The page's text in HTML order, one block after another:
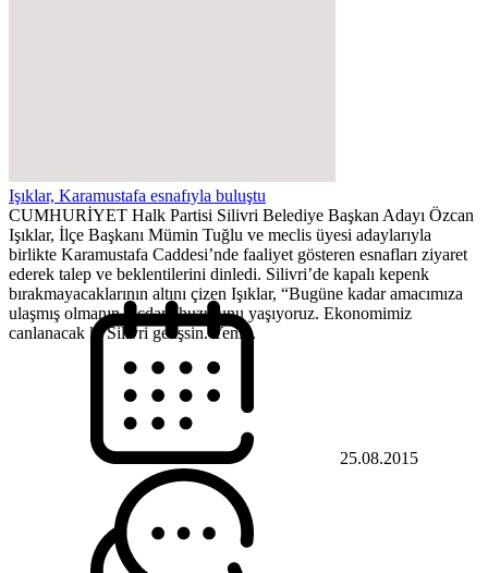
Işıklar, Karamustafa esnafıyla buluştu
CUMHURİYET Halk Partisi Silivri Belediye Başkan Adayı Özcan
Işıklar, İlçe Başkanı Mümin Tuğlu ve meclis üyesi adaylarıyla
birlikte Karamustafa Caddesi’nde faaliyet gösteren esnafları ziyaret
ederek talep ve beklentilerini dinledi. Silivri’de kapalı kepenk
bırakmayacaklarının altını çizen Işıklar, “Bugüne kadar amacımıza
ulaşmış olmanın vicdani huzurunu yaşıyoruz. Ekonomimiz
canlanacak ki Silivri gelişsin. Yeni...
25.08.2015